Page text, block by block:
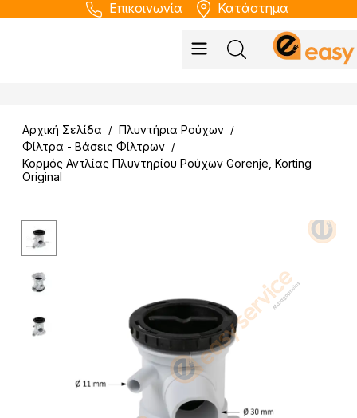
Επικοινωνία Κατάστημα
Αρχική Σελίδα / Πλυντήρια Ρούχων /
Φίλτρα - Βάσεις Φίλτρων /
Κορμός Αντλίας Πλυντηρίου Ρούχων Gorenje, Korting
Original